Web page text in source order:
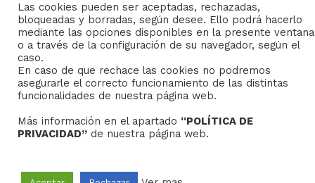
Las cookies pueden ser aceptadas, rechazadas,
bloqueadas y borradas, según desee. Ello podrá hacerlo
mediante las opciones disponibles en la presente ventana
o a través de la configuración de su navegador, según el
caso.
En caso de que rechace las cookies no podremos
asegurarle el correcto funcionamiento de las distintas
funcionalidades de nuestra página web.
Más información en el apartado “POLÍTICA DE
PRIVACIDAD” de nuestra página web.